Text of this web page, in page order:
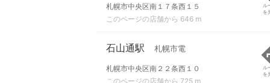
札幌市中央区南１７条西１５
このページの店舗から 646 m
ル
を
石山通駅 札幌市電
札幌市中央区南２２条西１０
このページの店舗から 725 m
ル
を